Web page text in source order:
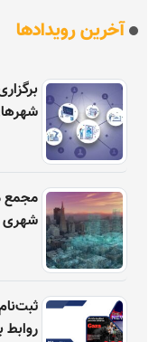
آخرین رویدادها
مجمع
شهری
روابط